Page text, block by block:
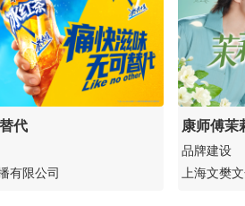
代
有限公司
康师傅茉
品牌建设
上海文樊